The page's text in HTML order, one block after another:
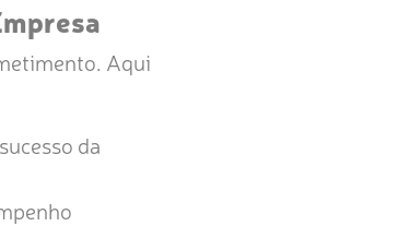
Aqui
da